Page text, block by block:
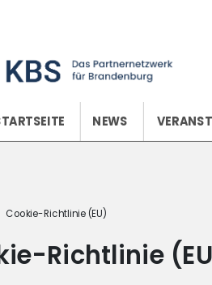
NEWS
Cookie-Richtlinie (EU)
Richtlinie